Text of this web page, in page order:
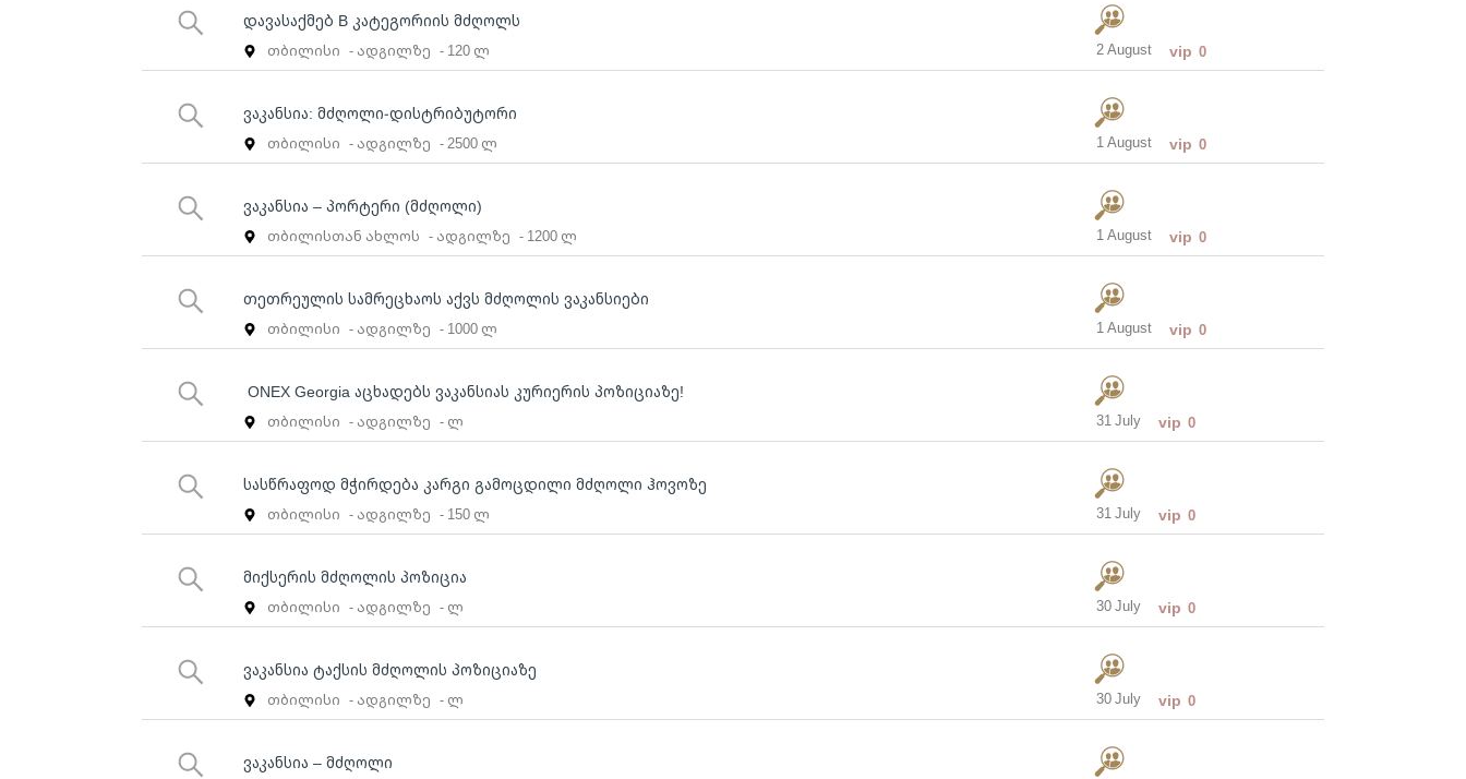
დავასაქმებ B კატეგორიის მძღოლს
თბილისი - ადგილზე - 120 ლ 2 August vip 0
ვაკანსია: მძღოლი-დისტრიბუტორი
თბილისი - ადგილზე - 2500 ლ 1 August vip 0
ვაკანსია – პორტერი (მძღოლი)
თბილისთან ახლოს - ადგილზე - 1200 ლ 1 August vip 0
თეთრეულის სამრეცხაოს აქვს მძღოლის ვაკანსიები
თბილისი - ადგილზე - 1000 ლ 1 August vip 0
ONEX Georgia აცხადებს ვაკანსიას კურიერის პოზიციაზე!
თბილისი - ადგილზე - ლ 31 July vip 0
სასწრაფოდ მჭირდება კარგი გამოცდილი მძღოლი ჰოვოზე
თბილისი - ადგილზე - 150 ლ 31 July vip 0
მიქსერის მძღოლის პოზიცია
თბილისი - ადგილზე - ლ 30 July vip 0
ვაკანსია ტაქსის მძღოლის პოზიციაზე
თბილისი - ადგილზე - ლ 30 July vip 0
ვაკანსია – მძღოლი